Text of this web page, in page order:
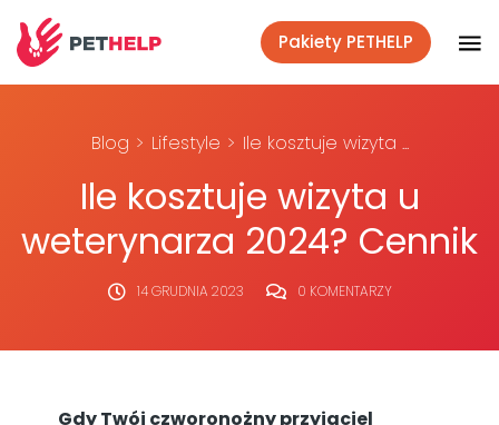
Co mówi nauka
Akcje społeczne
Pakiety PETHELP
Blog Lifestyle Ile kosztuje wizyta ...
Ile kosztuje wizyta u
weterynarza 2024? Cennik
14 GRUDNIA 2023 0 KOMENTARZY
Gdy Twój czworonożny przyjaciel